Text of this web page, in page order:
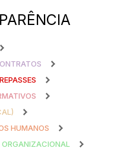
REPASSES
HUMANOS
ORGANIZACIONAL